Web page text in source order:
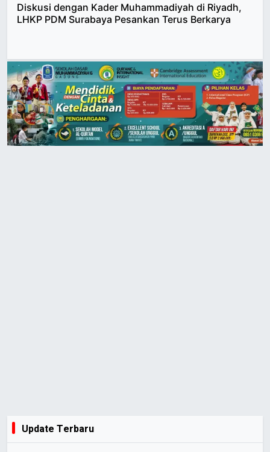
Diskusi dengan Kader Muhammadiyah di Riyadh,
LHKP PDM Surabaya Pesankan Terus Berkarya
Update Terbaru